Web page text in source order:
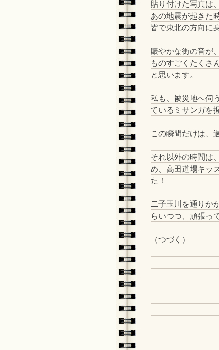
貼り付けた写真は
あの地震が起きた
皆で東北の方向に
賑やかな街の音が
ものすごくたくさ
と思います。
私も、被災地へ伺
ているミサンガを
この瞬間だけは、
それ以外の時間は
め、高田道場キッ
た！
二子玉川を通りか
らいつつ、頑張っ
（つづく）